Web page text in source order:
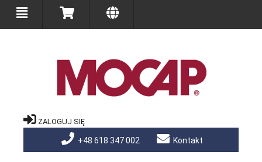
ZALOGUJ SIĘ
+48 618 347 002 Kontakt